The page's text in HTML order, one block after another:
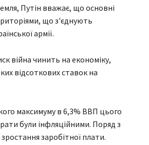
Путін вважає, що основні
що з'єднують
армії.
війна чинить на економіку,
відсоткових ставок на
максимуму в 6,3% ВВП цього
були інфляційними. Поряд з
заробітної плати.